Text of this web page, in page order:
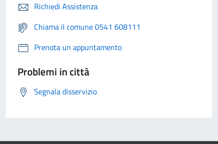
Richiedi Assistenza
Chiama il comune 0541 608111
Prenota un appuntamento
Problemi in città
Segnala disservizio